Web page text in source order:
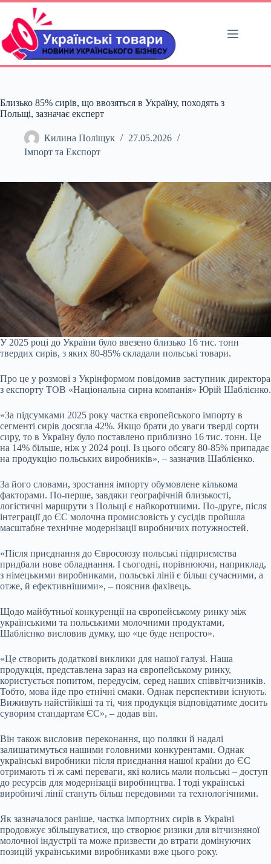
Перейти
вмісту
Близько 85% сирів, що ввозяться в Україну, походять з
Польщі, зазначає експерт
Килина Поліщук
27.05.2026
Імпорт та Експорт
У 2025 році до України було ввезено близько 16 тис. тонн
твердих сирів, з яких 80-85% складали польські товари.
Про це у розмові з Укрінформом повідомив заступник директора
з експорту ТОВ «Національна сирна компанія» Юрій Шаблієнко.
«За підсумками 2025 року частка європейського імпорту в
сегменті сирів досягла 42%. Якщо брати до уваги тверді сорти
сиру, то в Україну було поставлено приблизно 16 тис. тонн. Це
на 14% більше, ніж у 2024 році. Із цього обсягу 80-85% припадає
на продукцію польських виробників», – зазначив Шаблієнко.
За його словами, зростання імпорту обумовлене кількома
факторами. По-перше, завдяки географічній близькості,
логістичні маршрути з Польщі є найкоротшими. По-друге, після
інтеграції до ЄС молочна промисловість у сусідів пройшла
масштабне технічне модернізації виробничих потужностей.
«Після приєднання до Євросоюзу польські підприємства
придбали нове обладнання. І сьогодні, порівнюючи, наприклад,
з німецькими виробниками, польські лінії є більш сучасними, а
отже, й ефективнішими», – пояснив фахівець.
Щодо майбутньої конкуренції на європейському ринку між
українськими та польськими молочними продуктами,
Шаблієнко висловив думку, що «це буде непросто».
«Це створить додаткові виклики для нашої галузі. Наша
продукція, представлена зараз на європейському ринку,
користується попитом, передусім, серед наших співвітчизників.
Тобто, мова йде про етнічні смаки. Однак перспективи існують.
Виживуть найстійкіші та ті, чия продукція відповідатиме досить
суворим стандартам ЄС», – додав він.
Він також висловив переконання, що поляки й надалі
залишатимуться нашими головними конкурентами. Однак
українські виробники після приєднання нашої країни до ЄС
отримають ті ж самі переваги, які колись мали польські – доступ
до ресурсів для модернізації виробництва. І тоді українські
виробничі лінії стануть більш передовими та технологічними.
Як зазначалося раніше, частка імпортних сирів в Україні
продовжує збільшуватися, що створює ризики для вітчизняної
молочної індустрії та може призвести до втрати домінуючих
позицій українськими виробниками вже цього року.